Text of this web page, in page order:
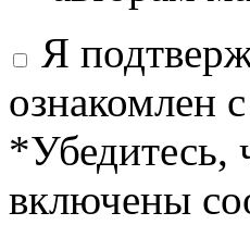
Я
ознакомлен
*Убедитесь,
включены